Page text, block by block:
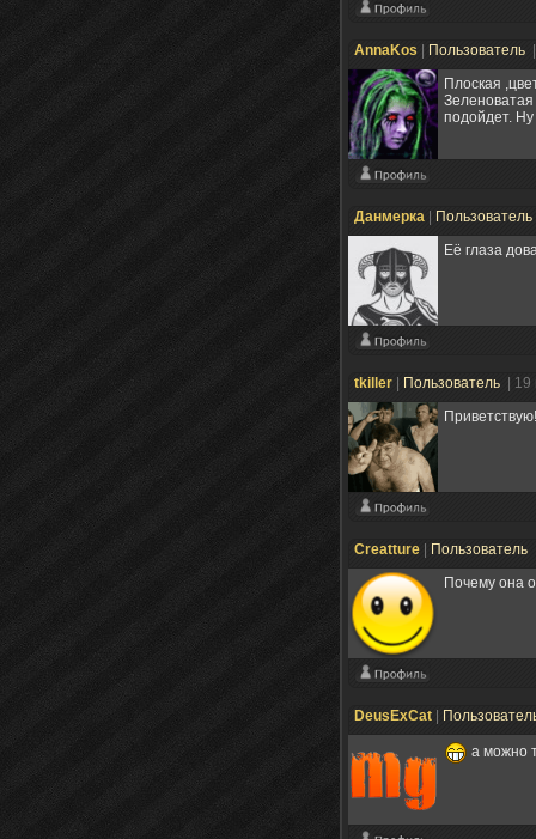
AnnaKos Пользователь
Плоская
подойдет.
Данмерка
Пользователь
Её глаза
tkiller Пользователь
|
Creatture Пользователь
Почему она
DeusExCat
а можно